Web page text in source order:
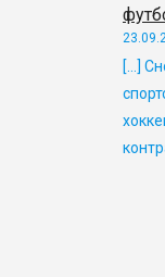
[…]